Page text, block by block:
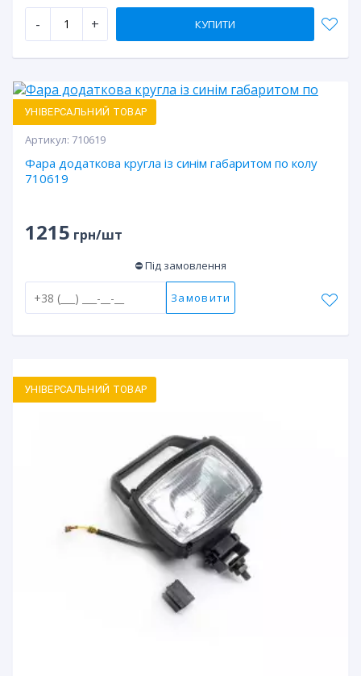
- + КУПИТИ
УНІВЕРСАЛЬНИЙ ТОВАР
Артикул: 710619
Фара додаткова кругла із синім габаритом по колу
710619
1215 грн/шт
⛔ Під замовлення
Замовити
УНІВЕРСАЛЬНИЙ ТОВАР